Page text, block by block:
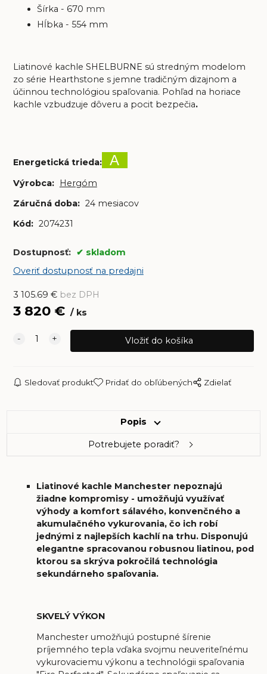
Šírka - 670 mm
Hĺbka - 554 mm
Liatinové kachle SHELBURNE sú stredným modelom
zo série Hearthstone s jemne tradičným dizajnom a
účinnou technológiou spaľovania. Pohľad na horiace
kachle vzbudzuje dôveru a pocit bezpečia.
Energetická trieda:A
Výrobca: Hergóm
Záručná doba: 24 mesiacov
Kód: 2074231
Dostupnosť:
skladom
Overiť dostupnosť na predajni
3 105.69 € bez DPH
3 820€ ks
Sledovať produkt Pridať do obľúbených Zdielať
Popis
Potrebujete poradiť?
Liatinové kachle Manchester nepoznajú
žiadne kompromisy - umožňujú využívať
výhody a komfort sálavého, konvenčného a
akumulačného vykurovania, čo ich robí
jednými z najlepších kachlí na trhu. Disponujú
elegantne spracovanou robusnou liatinou, pod
ktorou sa skrýva pokročilá technológia
sekundárneho spaľovania.
SKVELÝ VÝKON
Manchester umožňujú postupné šírenie
príjemného tepla vďaka svojmu neuveriteľnému
vykurovaciemu výkonu a technológii spaľovania